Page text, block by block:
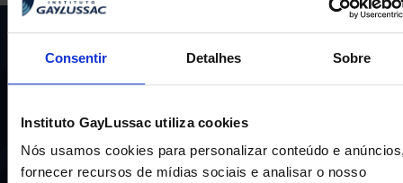
Consentir Detalhes Sobre
Instituto GayLussac utiliza cookies
Nós usamos cookies para personalizar conteúdo e
fornecer recursos de mídias sociais e analisar o nosso
Uma escola com mais de 70 anos de tradição e